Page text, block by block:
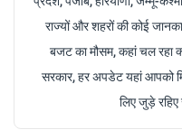
राज्यों और शहरों की कोई
बजट का मौसम, कहां चल रहा
सरकार, हर अपडेट यहां आपको
लिए जुड़े